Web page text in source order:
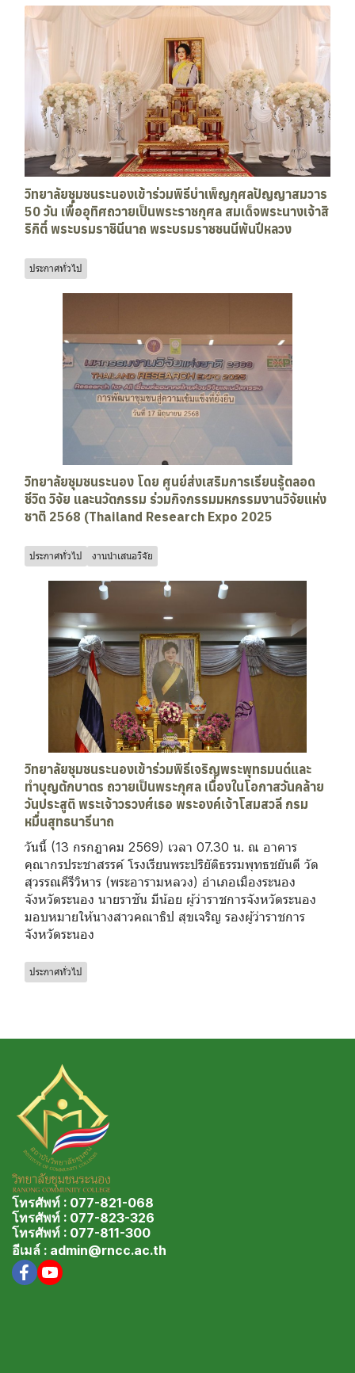
วิทยาลัยชุมชนระนองเข้าร่วมพิธีบำเพ็ญกุศลปัญญาสมวาร
50 วัน เพื่ออุทิศถวายเป็นพระราชกุศล สมเด็จพระนางเจ้าสิ
ริกิติ์ พระบรมราชินีนาถ พระบรมราชชนนีพันปีหลวง
ประกาศทั่วไป
วิทยาลัยชุมชนระนอง โดย ศูนย์ส่งเสริมการเรียนรู้ตลอด
ชีวิต วิจัย และนวัตกรรม ร่วมกิจกรรมมหกรรมงานวิจัยแห่ง
ชาติ 2568 (Thailand Research Expo 2025
ประกาศทั่วไป งานนำเสนอวิจัย
วิทยาลัยชุมชนระนองเข้าร่วมพิธีเจริญพระพุทธมนต์และ
ทำบุญตักบาตร ถวายเป็นพระกุศล เนื่องในโอกาสวันคล้าย
วันประสูติ พระเจ้าวรวงศ์เธอ พระองค์เจ้าโสมสวลี กรม
หมื่นสุทธนารีนาถ
วันนี้ (13 กรกฎาคม 2569) เวลา 07.30 น. ณ อาคาร
คุณากรประชาสรรค์ โรงเรียนพระปริยัติธรรมพุทธชยันตี วัด
สุวรรณคีรีวิหาร (พระอารามหลวง) อำเภอเมืองระนอง
จังหวัดระนอง นายราชัน มีน้อย ผู้ว่าราชการจังหวัดระนอง
มอบหมายให้นางสาวคณาธิป สุขเจริญ รองผู้ว่าราชการ
จังหวัดระนอง
ประกาศทั่วไป
โทรศัพท์ : 077-821-068
โทรศัพท์ : 077-823-326
โทรศัพท์ : 077-811-300
อีเมล์ : admin@rncc.ac.th